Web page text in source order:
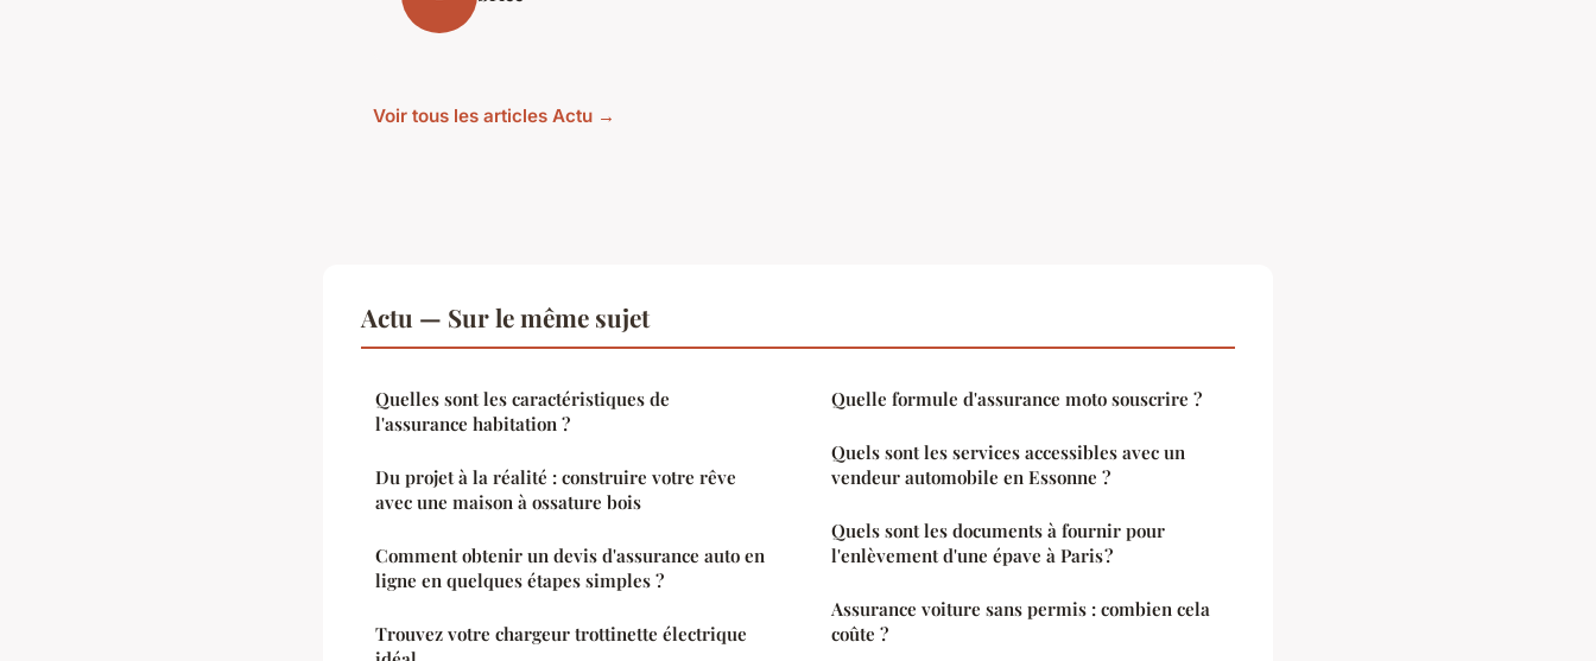
Voir tous les articles Actu →
Actu — Sur le même sujet
Quelles sont les caractéristiques de
l'assurance habitation ?
Du projet à la réalité : construire votre rêve
avec une maison à ossature bois
Comment obtenir un devis d'assurance auto en
ligne en quelques étapes simples ?
Trouvez votre chargeur trottinette électrique
Quelle formule d'assurance moto souscrire ?
Quels sont les services accessibles avec un
vendeur automobile en Essonne ?
Quels sont les documents à fournir pour
l'enlèvement d'une épave à Paris ?
Assurance voiture sans permis : combien cela
coûte ?